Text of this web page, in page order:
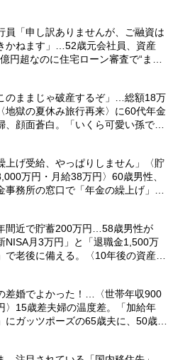
員「申し訳ありませんが、ご融資は
かねます」…52歳元会社員、資産
円超なのに住宅ローン審査で“まさ
のままじゃ破産するぞ」…総額18万
地獄の夏休み旅行再来〉に60代年金
、顔面蒼白。「いくら可愛い孫でも
上げ受給、やっぱりしません」〈貯
万円・月給38万円〉60歳男性、
事務所の窓口で「年金の繰上げ」を
間近で貯蓄200万円…58歳男性が
NISA月3万円」と「退職金1,500万
で老後に備える。〈10年後の資産
差婚でよかった！…〈世帯年収900
〉15歳差夫婦の温度差。「加給年
にガッツポーズの65歳夫に、50歳パ